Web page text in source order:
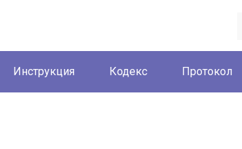
Инструкция Кодекс Протокол